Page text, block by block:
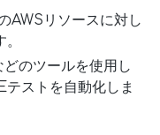
AWSリソースに対し
のツールを使用し
ストを自動化しま